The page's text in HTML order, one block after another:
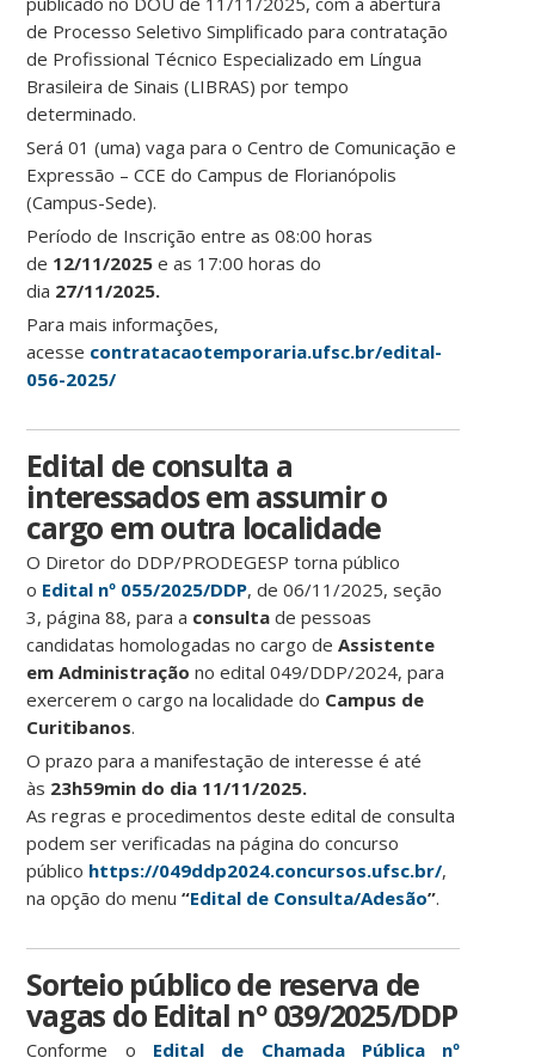
de Processo Seletivo Simplificado para contratação
de Profissional Técnico Especializado em Língua
Brasileira de Sinais (LIBRAS) por tempo
determinado.
Será 01 (uma) vaga para o Centro de Comunicação e
Expressão – CCE do Campus de Florianópolis
(Campus-Sede).
Período de Inscrição entre as 08:00 horas
de 12/11/2025 e as 17:00 horas do
dia 27/11/2025.
Para mais informações,
acesse contratacaotemporaria.ufsc.br/edital-
056-2025/
Edital de consulta a
interessados em assumir o
cargo em outra localidade
O Diretor do DDP/PRODEGESP torna público
o Edital nº 055/2025/DDP, de 06/11/2025, seção
3, página 88, para a consulta de pessoas
candidatas homologadas no cargo deAssistente
em Administração no edital 049/DDP/2024, para
exercerem o cargo na localidade do Campus de
Curitibanos.
O prazo para a manifestação de interesse é até
às 23h59min do dia 11/11/2025.
As regras e procedimentos deste edital de consulta
podem ser verificadas na página do concurso
público https://049ddp2024.concursos.ufsc.br/,
na opção do menu“Edital de Consulta/Adesão”.
Sorteio público de reserva de
vagas do Edital nº 039/2025/DDP
Conforme o Edital de Chamada Pública nº